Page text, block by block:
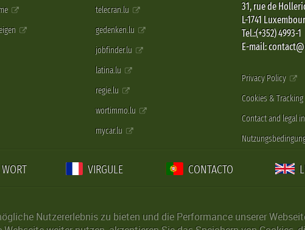
telecran.lu
gedenken.lu
jobfinder.lu
latina.lu
regie.lu
wortimmo.lu
mycar.lu
31, rue de
L-1741
Tel.:(+352) 4993-1
E-mail:
Privacy Policy
Cookies & Tracking
Contact and legal
VIRGULE CONTACTO
Nutzererlebnis zu bieten und die Performance unserer